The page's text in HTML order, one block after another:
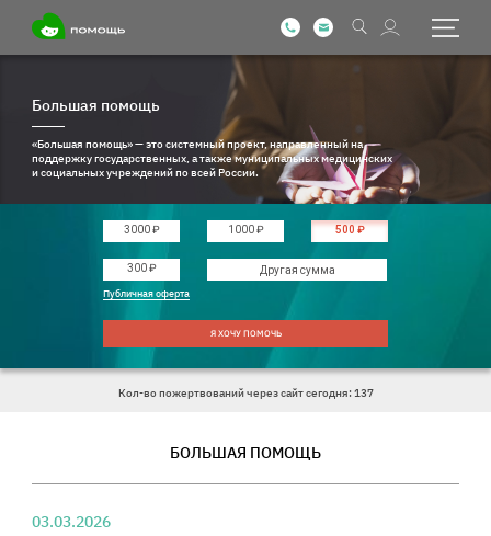
Большая помощь
«Большая помощь» — это системный проект, направленный на
поддержку государственных, а также муниципальных медицинских
и социальных учреждений по всей России.
3000 ₽ 1000 ₽ 500 ₽
300 ₽ Введите другую сумму
Публичная оферта
Я ХОЧУ ПОМОЧЬ
Кол-во пожертвований через сайт сегодня: 137
БОЛЬШАЯ ПОМОЩЬ
03.03.2026